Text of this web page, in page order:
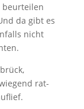
beurteilen
da gibt es
nicht
rat-